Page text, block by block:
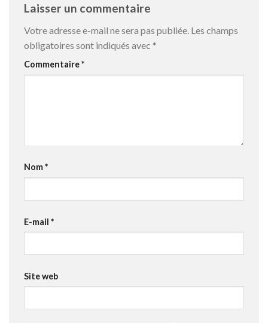
Laisser un commentaire
Votre adresse e-mail ne sera pas publiée. Les champs
obligatoires sont indiqués avec *
Commentaire*
Nom*
E-mail *
Site web